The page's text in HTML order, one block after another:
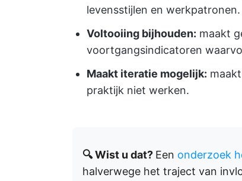
levensstijlen en werkpatronen.
Voltooiing bijhouden: maakt
voortgangsindicatoren
Maakt iteratie mogelijk:
praktijk niet werken.
🔍 Wist u dat? Een onderzoek
halverwege het traject van